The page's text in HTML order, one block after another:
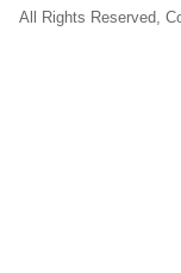
All Rights Reserved,